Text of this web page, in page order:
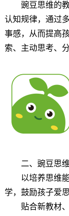
豌豆思维的教
认知规律，通过
事感，从而提高
索、主动思考、
二、豌豆思维
以培养思维能
学，鼓励孩子爱
贴合新教材、